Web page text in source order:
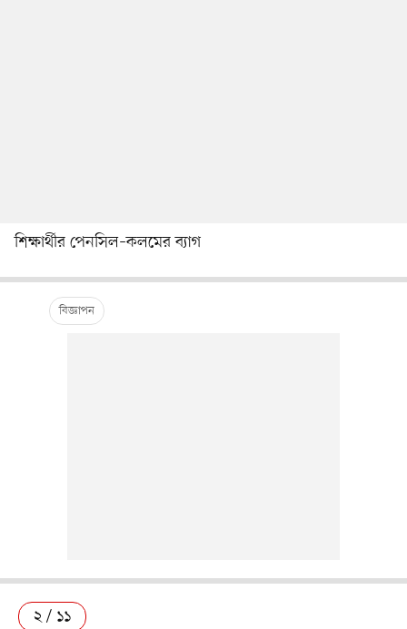
শিক্ষার্থীর পেনসিল–কলমের ব্যাগ
২ / ১১